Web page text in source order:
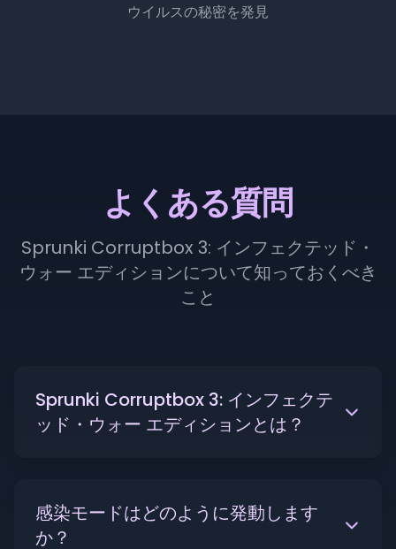
ウイルスの秘密を発見
よくある質問
Sprunki Corruptbox 3: インフェクテッド・
ウォー エディションについて知っておくべき
こと
Sprunki Corruptbox 3: インフェクテ
ッド・ウォー エディションとは？
感染モードはどのように発動します
か？